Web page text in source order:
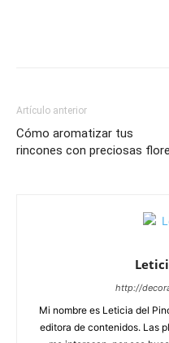
Artículo anterior
Cómo aromatizar tus
rincones con preciosas
http://
Mi nombre es Leticia del
editora de contenidos. Las